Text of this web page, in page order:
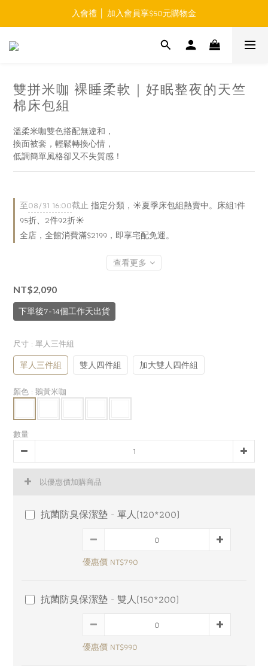
免運費 │ 滿$999元 超商取貨免運
入會禮 │ 加入會員享$50元購物金
免運費 │ 滿$999元 超商取貨免運
雙拼米咖 裸睡柔軟｜好眠整夜的天竺
棉床包組
溫柔米咖雙色搭配無違和，
換面被套，輕鬆轉換心情，
低調簡單風格卻又不失質感！
至08/31 16:00截止指定分類，☀️夏季床包組熱賣中。床組1件
95折、2件92折☀️
全店，全館消費滿$2199，即享宅配免運。
查看更多
NT$2,090
下單後7-14個工作天出貨
尺寸 : 單人三件組
單人三件組 雙人四件組 加大雙人四件組
顏色 : 鵝黃米咖
數量
以優惠價加購商品
抗菌防臭保潔墊 - 單人(120*200)
優惠價 NT$790
抗菌防臭保潔墊 - 雙人(150*200)
優惠價 NT$990